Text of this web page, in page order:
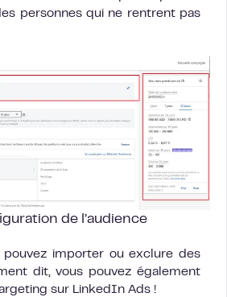
personnes qui ne rentrent pas
de l’audience
importer ou exclure des
dit, vous pouvez également
sur LinkedIn Ads !